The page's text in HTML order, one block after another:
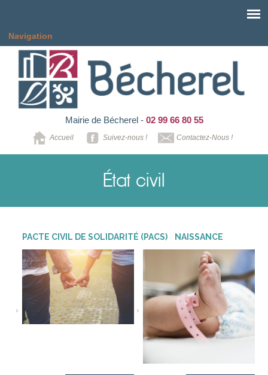
Navigation
Mairie de Bécherel - 02 99 66 80 55
Accueil Suivez-nous ! Contactez-Nous !
État civil
PACTE CIVIL DE SOLIDARITÉ (PACS) NAISSANCE